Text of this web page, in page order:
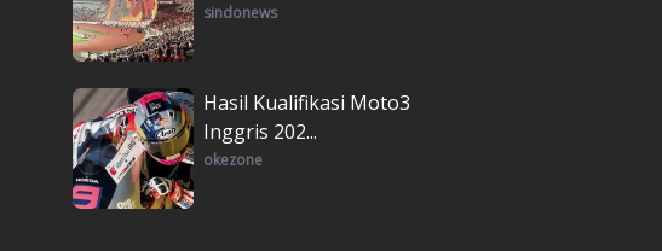
sindonews
Hasil Kualifikasi Moto3
Inggris 202...
okezone